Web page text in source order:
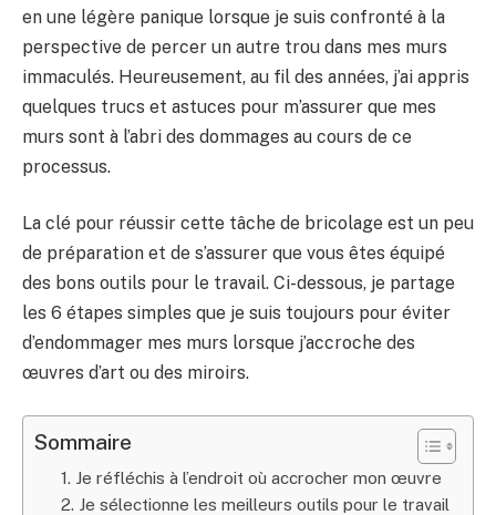
en une légère panique lorsque je suis confronté à la
perspective de percer un autre trou dans mes murs
immaculés. Heureusement, au fil des années, j’ai appris
quelques trucs et astuces pour m’assurer que mes
murs sont à l’abri des dommages au cours de ce
processus.
La clé pour réussir cette tâche de bricolage est un peu
de préparation et de s’assurer que vous êtes équipé
des bons outils pour le travail. Ci-dessous, je partage
les 6 étapes simples que je suis toujours pour éviter
d’endommager mes murs lorsque j’accroche des
œuvres d’art ou des miroirs.
Sommaire
1. Je réfléchis à l’endroit où accrocher mon œuvre
2. Je sélectionne les meilleurs outils pour le travail